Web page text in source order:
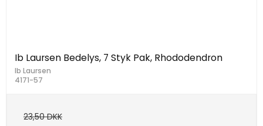
Ib Laursen Bedelys, 7 Styk Pak, Rhododendron
Ib Laursen
4171-57
23,50 DKK